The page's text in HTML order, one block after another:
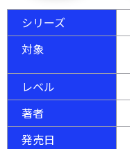
シリーズ
対象
レベル
著者
発売日